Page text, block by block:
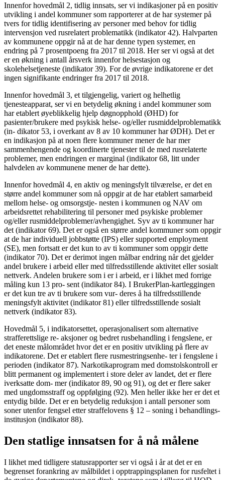
Innenfor hovedmål 2, tidlig innsats, ser vi indikasjoner på en positiv
utvikling i andel kommuner som rapporterer at de har systemer på
tvers for tidlig identifisering av personer med behov for tidlig
intervensjon ved rusrelatert problematikk (indikator 42). Halvparten
av kommunene oppgir nå at de har denne typen systemer, en
endring på 7 prosentpoeng fra 2017 til 2018. Her ser vi også at det
er en økning i antall årsverk innenfor helsestasjon og
skolehelsetjeneste (indikator 39). For de øvrige indikatorene er det
ingen signifikante endringer fra 2017 til 2018.
Innenfor hovedmål 3, et tilgjengelig, variert og helhetlig
tjenesteapparat, ser vi en betydelig økning i andel kommuner som
har etablert øyeblikkelig hjelp døgnopphold (ØHD) for
pasienter/brukere med psykisk helse- og/eller rusmiddelproblematikk
(in- dikator 53, i overkant av 8 av 10 kommuner har ØDH). Det er
en indikasjon på at noen flere kommuner mener de har mer
sammenhengende og koordinerte tjenester til de med rusrelaterte
problemer, men endringen er marginal (indikator 68, litt under
halvdelen av kommunene mener de har dette).
Innenfor hovedmål 4, en aktiv og meningsfylt tilværelse, er det en
større andel kommuner som nå oppgir at de har etablert samarbeid
mellom helse- og omsorgstje- nesten i kommunen og NAV om
arbeidsrettet rehabilitering til personer med psykiske problemer
og/eller rusmiddelproblemer/avhengighet. Syv av ti kommuner har
det (indikator 69). Det er også en større andel kommuner som oppgir
at de har individuell jobbstøtte (IPS) eller supported employment
(SE), men fortsatt er det kun to av ti kommuner som oppgir dette
(indikator 70). Det er derimot ingen målbar endring når det gjelder
andel brukere i arbeid eller med tilfredsstillende aktivitet eller sosialt
nettverk. Andelen brukere som i er i arbeid, er i likhet med forrige
måling kun 13 pro- sent (indikator 84). I BrukerPlan-kartleggingen
er det kun tre av ti brukere som vur- deres å ha tilfredsstillende
meningsfylt aktivitet (indikator 81) eller tilfredsstillende sosialt
nettverk (indikator 83).
Hovedmål 5, i indikatorsettet, operasjonalisert som alternative
strafferettslige re- aksjoner og bedret rusbehandling i fengslene, er
det eneste målområdet hvor det er en positiv utvikling på flere av
indikatorene. Det er etablert flere rusmestringsenhe- ter i fengslene i
perioden (indikator 87). Narkotikaprogram med domstolskontroll er
blitt permanent og implementert i store deler av landet, det er flere
iverksatte dom- mer (indikator 89, 90 og 91), og det er flere saker
med ungdomsstraff og oppfølging (92). Men heller ikke her er det et
entydig bilde. Det er en betydelig reduksjon i antall personer som
soner utenfor fengsel etter straffelovens § 12 – soning i behandlings-
institusjon (indikator 88).
Den statlige innsatsen for å nå målene
I likhet med tidligere statusrapporter ser vi også i år at det er en
begrenset forankring av målbildet i opptrappingsplanen for rusfeltet i